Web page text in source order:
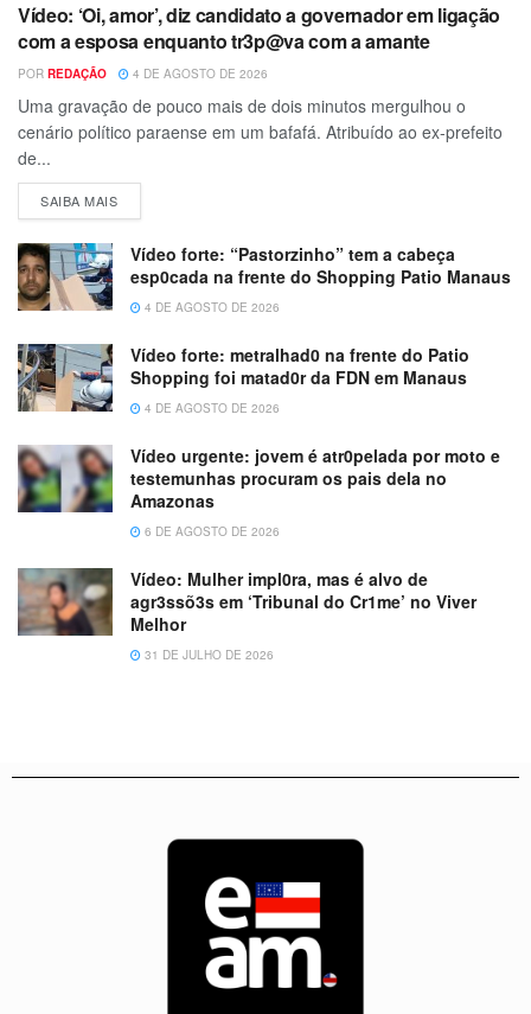
Vídeo: ‘Oi, amor’, diz candidato a governador em ligação
com a esposa enquanto tr3p@va com a amante
POR REDAÇÃO 4 DE AGOSTO DE 2026
Uma gravação de pouco mais de dois minutos mergulhou o
cenário político paraense em um bafafá. Atribuído ao ex-prefeito
de...
SAIBA MAIS
Vídeo forte: “Pastorzinho” tem a cabeça
esp0cada na frente do Shopping Patio Manaus
4 DE AGOSTO DE 2026
Vídeo forte: metralhad0 na frente do Patio
Shopping foi matad0r da FDN em Manaus
4 DE AGOSTO DE 2026
Vídeo urgente: jovem é atr0pelada por moto e
testemunhas procuram os pais dela no
Amazonas
6 DE AGOSTO DE 2026
Vídeo: Mulher impl0ra, mas é alvo de
agr3ssõ3s em ‘Tribunal do Cr1me’ no Viver
Melhor
31 DE JULHO DE 2026